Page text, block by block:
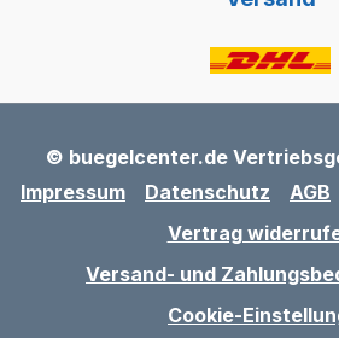
© buegelcenter.de
Impressum
Datenschutz AGB
Vertrag
Versand- und
Cookie-